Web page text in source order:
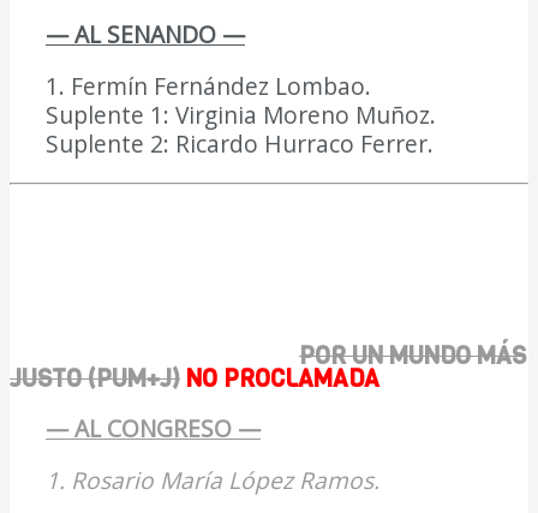
— AL SENANDO —
1. Fermín Fernández Lombao.
Suplente 1: Virginia Moreno Muñoz.
Suplente 2: Ricardo Hurraco Ferrer.
POR UN MUNDO MÁS
JUSTO (PUM+J) NO PROCLAMADA
— AL CONGRESO —
1. Rosario María López Ramos.